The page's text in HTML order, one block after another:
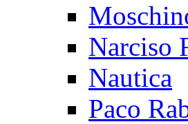
Narciso
Nautica
Paco